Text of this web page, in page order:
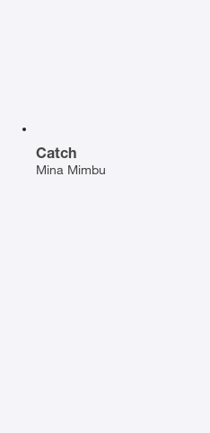
Catch
Mina Mimbu